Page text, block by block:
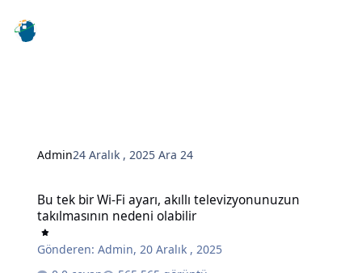
Admin24 Aralık , 2025Ara 24
Bu tek bir Wi-Fi ayarı, akıllı televizyonunuzun
takılmasının nedeni olabilir
Gönderen:Admin,20 Aralık , 2025